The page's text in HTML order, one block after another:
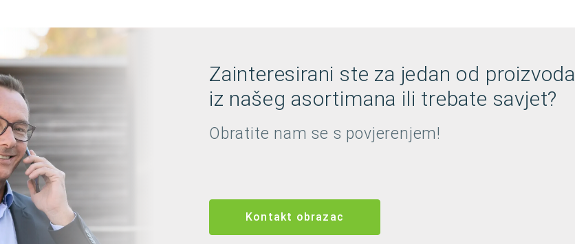
Zainteresirani ste za jedan od proizvoda
iz našeg asortimana ili trebate savjet?
Obratite nam se s povjerenjem!
Kontakt obrazac